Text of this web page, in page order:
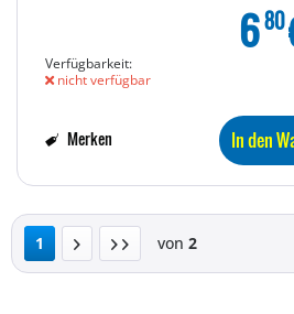
680
Verfügbarkeit:
nicht verfügbar
In den
Merken
1 von 2